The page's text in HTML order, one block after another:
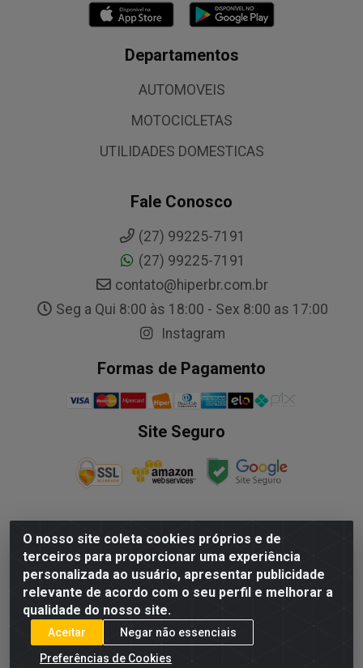
O nosso site coleta cookies próprios e de
terceiros para proporcionar uma experiência
personalizada ao usuário, apresentar publicidade
relevante de acordo com o seu perfil e melhorar a
qualidade do nosso site.
Aceitar
Negar não essenciais
Preferências de Cookies
Departamentos
AUTOMOVEIS
MOTOCICLETAS
UTILIDADES DOMESTICAS
Fale Conosco
(27) 99225-7191
(27) 99225-7191
contato@hiperbr.com.br
Seg a Qui 8:00 às 18:00 - Sex 8:00 as 17:00
Instagram
Formas de Pagamento
Site Seguro
NALESSO DISTRIBUIDORA DE AUTO PECAS LTDA - Rua
Paulo Afonso, nº10 Galpão 03 SL 1 - Alecrim - Vila
Velha/ES - CEP 29.118-033 - CNPJ: 29.722.419/0003-09